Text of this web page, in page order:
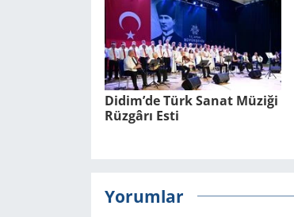
Didim’de Türk Sanat Mü­zi­ği
Rüz­gâ­rı Esti
Yorumlar